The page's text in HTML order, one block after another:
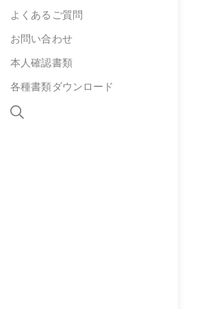
よくあるご質問
お問い合わせ
本人確認書類
各種書類ダウンロード